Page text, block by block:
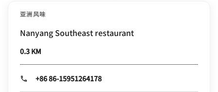
亚洲风味
Nanyang Southeast restaurant
0.3 KM
+86 86-15951264178